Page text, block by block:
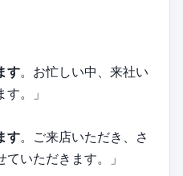
す。お忙しい中、来社い
。」
す。ご来店いただき、さ
いただきます。」